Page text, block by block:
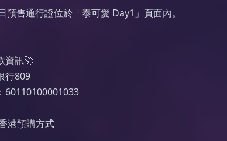
預售通行證位於「泰可愛 Day1」頁面內。
資訊🚀
行809
60110100001033
預購方式